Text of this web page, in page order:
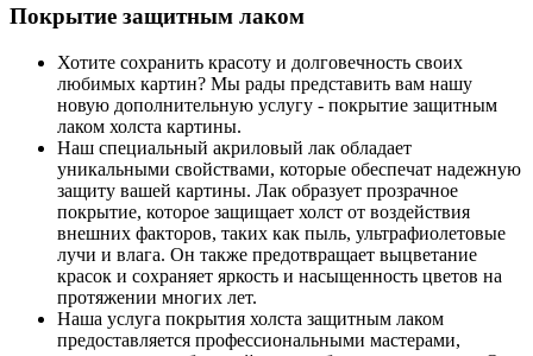
Покрытие защитным лаком
Хотите сохранить красоту и долговечность своих
любимых картин? Мы рады представить вам нашу
новую дополнительную услугу - покрытие защитным
лаком холста картины.
Наш специальный акриловый лак обладает
уникальными свойствами, которые обеспечат надежную
защиту вашей картины. Лак образует прозрачное
покрытие, которое защищает холст от воздействия
внешних факторов, таких как пыль, ультрафиолетовые
лучи и влага. Он также предотвращает выцветание
красок и сохраняет яркость и насыщенность цветов на
протяжении многих лет.
Наша услуга покрытия холста защитным лаком
предоставляется профессиональными мастерами,